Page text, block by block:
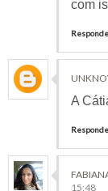
com
A
15:48